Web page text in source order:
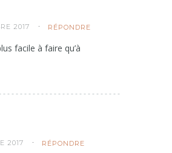
2017 RÉPONDRE
facile à faire qu’à
2017 RÉPONDRE